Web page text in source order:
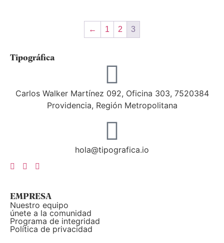
← 1 2 3
Tipográfica
Carlos Walker Martínez 092, Oficina 303, 7520384
Providencia, Región Metropolitana
hola@tipografica.io
EMPRESA
Nuestro equipo
únete a la comunidad
Programa de integridad
Política de privacidad